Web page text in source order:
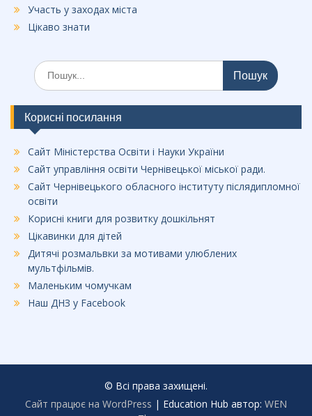
Участь у заходах міста
Цікаво знати
Шукати:
Корисні посилання
Сайт Міністерства Освіти і Науки України
Сайт управління освіти Чернівецької міської ради.
Сайт Чернівецького обласного інституту післядипломної
освіти
Корисні книги для розвитку дошкільнят
Цікавинки для дітей
Дитячі розмальвки за мотивами улюблених
мультфільмів.
Маленьким чомучкам
Наш ДНЗ у Facebook
© Всі права захищені.
Сайт працює на WordPress | Education Hub автор: WEN